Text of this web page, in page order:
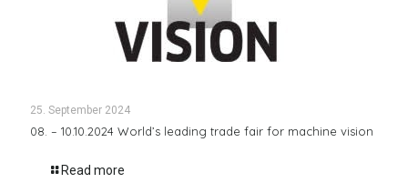
25. September 2024
08. – 10.10.2024 World’s leading trade fair for machine vision
Read more